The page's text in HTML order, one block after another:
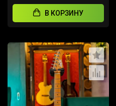
В КОРЗИНУ